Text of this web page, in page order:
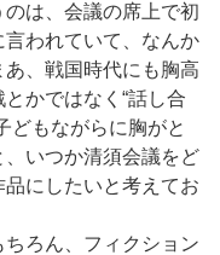
は、会議の席上で初
われていて、なんか
、戦国時代にも胸高
かではなく“話し合
どもながらに胸がと
いつか清須会議をど
にしたいと考えてお
ろん、フィクション